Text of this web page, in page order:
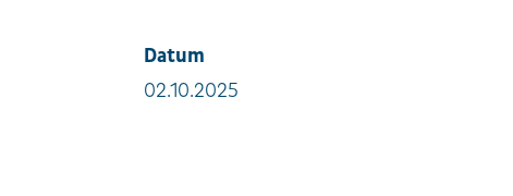
Datum
02.10.2025